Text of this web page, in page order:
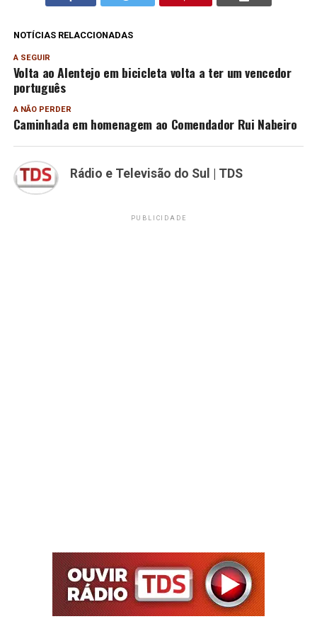
NOTÍCIAS RELACCIONADAS
A SEGUIR
Volta ao Alentejo em bicicleta volta a ter um vencedor
português
A NÃO PERDER
Caminhada em homenagem ao Comendador Rui Nabeiro
Rádio e Televisão do Sul | TDS
PUBLICIDADE